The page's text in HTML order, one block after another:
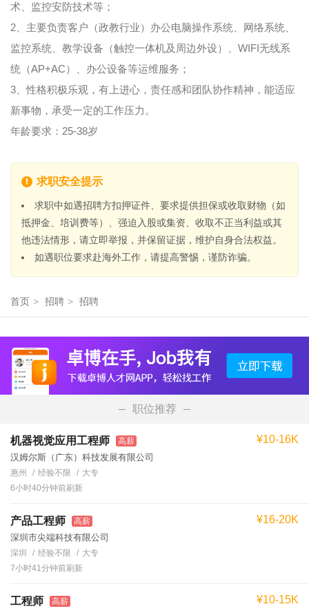
术、监控安防技术等；
2、主要负责客户（政教行业）办公电脑操作系统、网络系统、
监控系统、教学设备（触控一体机及周边外设）、WIFI无线系
统（AP+AC）、办公设备等运维服务；
3、性格积极乐观，有上进心，责任感和团队协作精神，能适应
新事物，承受一定的工作压力。
年龄要求：25-38岁
求职安全提示
求职中如遇招聘方扣押证件、要求提供担保或收取财物（如
抵押金、培训费等）、强迫入股或集资、收取不正当利益或其
他违法情形，请立即举报，并保留证据，维护自身合法权益。
如遇职位要求赴海外工作，请提高警惕，谨防诈骗。
首页 > 招聘 > 招聘
职位推荐
机器视觉应用工程师 高薪
汉姆尔斯（广东）科技发展有限公司
¥10-16K
惠州 经验不限
大专
6小时40分钟前刷新
产品工程师 高薪
深圳市尖端科技有限公司
¥16-20K
深圳 经验不限
大专
7小时41分钟前刷新
工程师 高薪 ¥10-15K